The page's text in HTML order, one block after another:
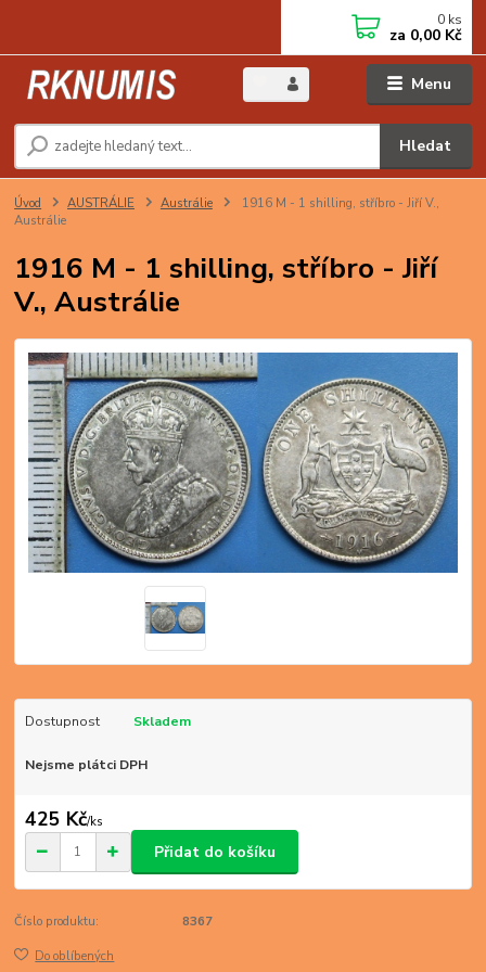
Menu
Hledat
0 ks
za 0,00 Kč
Úvod AUSTRÁLIE Austrálie
1916 M - 1 shilling, stříbro - Jiří V.,
Austrálie
1916 M - 1 shilling, stříbro - Jiří
V., Austrálie
Dostupnost Skladem
Nejsme plátci DPH
425 Kč/ks
Přidat do košíku
Číslo produktu: 8367
Do oblíbených